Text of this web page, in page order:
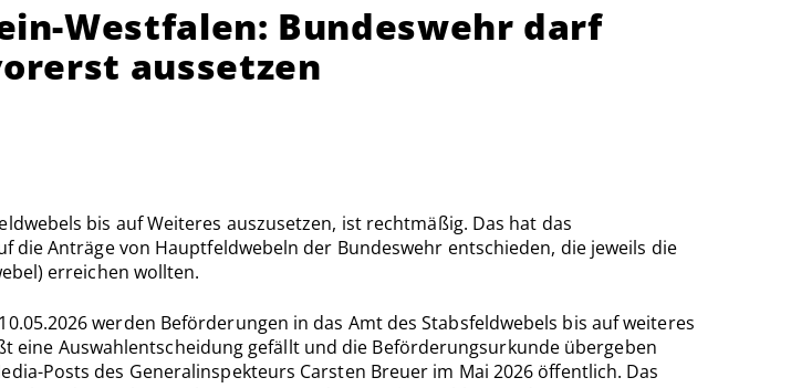
Westfalen: Bundeswehr darf
aussetzen
bis auf Weiteres auszusetzen, ist rechtmäßig. Das hat das
Anträge von Hauptfeldwebeln der Bundeswehr entschieden, die jeweils die
erreichen wollten.
werden Beförderungen in das Amt des Stabsfeldwebels bis auf weiteres
eine Auswahlent­scheidung gefällt und die Beförderungsurkunde übergeben
Posts des Generalinspek­teurs Carsten Breuer im Mai 2026 öffentlich. Das